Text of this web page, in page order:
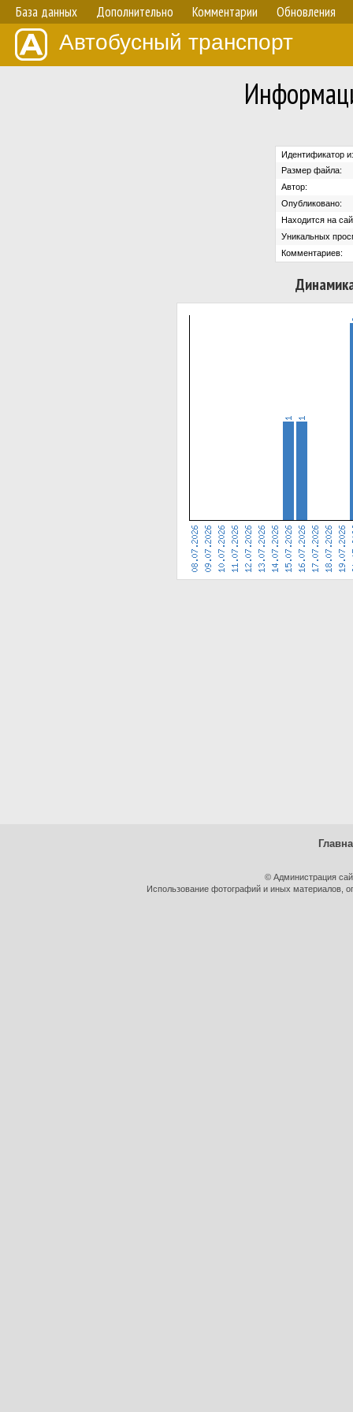
База данных Дополнительно Комментарии Обновления
Автобусный транспорт
Идентификатор
Размер файла:
Автор:
Опубликовано:
Находится на
Уникальных
Комментариев:
© Администрация
Использование фотографий и иных материалов,